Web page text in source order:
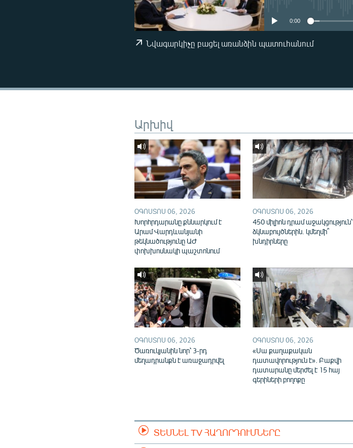
ԿՈՐՈՆԱՎԻՐՈՒՍ
0:00
Նվագարկիչը բացել առանձին պատուհանում
Արխիվ
ՕԳՈՍՏՈՍ 06, 2026
Խորհրդարանը քննարկում է
Արամ Վարդևանյանի
թեկնածությունը ԱԺ
փոխխոսնակի պաշտոնում
ՕԳՈՍՏՈՍ 06, 2026
450 միլիոն դրամ աջակցություն՝
ձկնաբույծներին. կմեղմի՞
խնդիրները
ՕԳՈՍՏՈՍ 06, 2026
Ծառուկյանին նոր՝ 3-րդ
մեղադրանքն է առաջադրվել
ՕԳՈՍՏՈՍ 06, 2026
«Սա քաղաքական
դատավորություն է». Բաքվի
դատարանը մերժել է 15 հայ
գերիների բողոքը
ՏԵՍՆԵԼ TV ՀԱՂՈՐԴՈՒՄՆԵՐԸ